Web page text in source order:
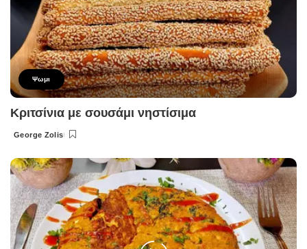
Ψωμι
Κριτσίνια με σουσάμι νηστίσιμα
Posted
George Zolis